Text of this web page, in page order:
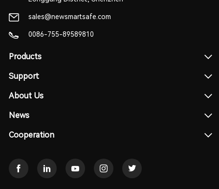
sales@newsmartsafe.com
0086-755-89589810
Products
Support
About Us
News
Cooperation